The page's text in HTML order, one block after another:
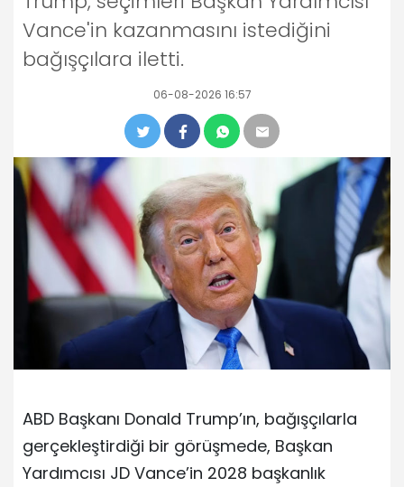
Vance'in kazanmasını istediğini
bağışçılara iletti.
06-08-2026 16:57
ABD Başkanı Donald Trump’ın, bağışçılarla
gerçekleştirdiği bir görüşmede, Başkan
Yardımcısı JD Vance’in 2028 başkanlık